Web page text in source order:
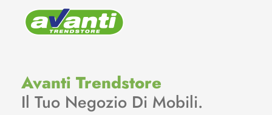
Avanti Trendstore
Il Tuo Negozio Di Mobili.